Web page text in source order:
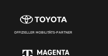
OFFIZIELLER MOBILITÄTS-PARTNER